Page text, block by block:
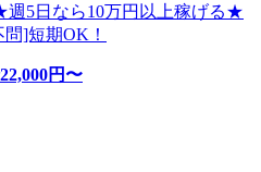
5日なら10万円以上稼げる★
]短期OK！
22,000円〜